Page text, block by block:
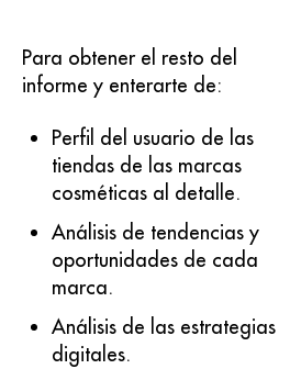
Para obtener el resto del
informe y enterarte de:
Perfil del usuario de las
tiendas de las marcas
cosméticas al detalle.
Análisis de tendencias y
oportunidades de cada
marca.
Análisis de las estrategias
digitales.